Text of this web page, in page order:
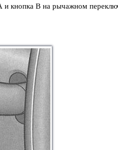
кнопка В на рычажном